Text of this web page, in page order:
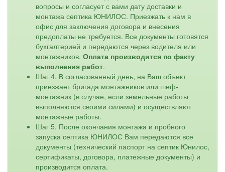
вопросы и согласует с вами дату доставки и
монтажа септика ЮНИЛОС. Приезжать к нам в
офис для заключения договора и внесения
предоплаты не требуется. Все документы готовятся
бухгалтерией и передаются через водителя или
монтажников. Оплата производится по факту
выполнения работ.
Шаг 4. В согласованный день, на Ваш объект
приезжает бригада монтажников или шеф-
монтажник (в случае, если земельные работы
выполняются своими силами) и осуществляют
монтажные работы.
Шаг 5. После окончания монтажа и пробного
запуска септика ЮНИЛОС Вам передаются все
документы (технический паспорт на септик Юнилос,
сертификаты, договора, платежные документы) и
производится оплата.